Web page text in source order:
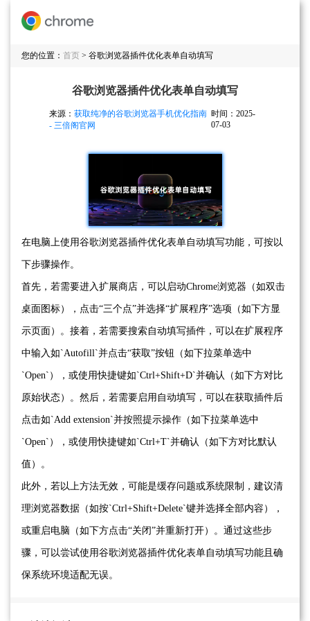
您的位置： 首页 > 谷歌浏览器插件优化表单自动填写
谷歌浏览器插件优化表单自动填写
来源： 获取纯净的谷歌浏览器手机优化指南
- 三倍阁官网
时间：2025-
07-03
在电脑上使用谷歌浏览器插件优化表单自动填写功能，可按以
下步骤操作。
首先，若需要进入扩展商店，可以启动Chrome浏览器（如双击
桌面图标），点击“三个点”并选择“扩展程序”选项（如下方显
示页面）。接着，若需要搜索自动填写插件，可以在扩展程序
中输入如`Autofill`并点击“获取”按钮（如下拉菜单选中
`Open`），或使用快捷键如`Ctrl+Shift+D`并确认（如下方对比
原始状态）。然后，若需要启用自动填写，可以在获取插件后
点击如`Add extension`并按照提示操作（如下拉菜单选中
`Open`），或使用快捷键如`Ctrl+T`并确认（如下方对比默认
值）。
此外，若以上方法无效，可能是缓存问题或系统限制，建议清
理浏览器数据（如按`Ctrl+Shift+Delete`键并选择全部内容），
或重启电脑（如下方点击“关闭”并重新打开）。通过这些步
骤，可以尝试使用谷歌浏览器插件优化表单自动填写功能且确
保系统环境适配无误。